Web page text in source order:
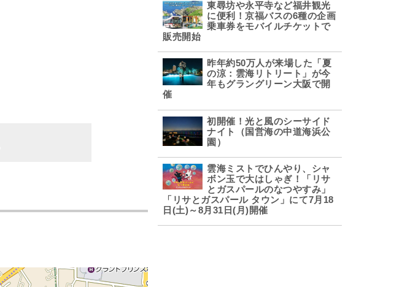
東尋坊や永平寺など福井観光
に便利！京福バスの6種の企画
乗車券をモバイルチケットで
販売開始
昨年約50万人が来場した「夏
の涼：雲海リトリート」が今
年もグラングリーン大阪で開
催
初開催！光と風のシーサイド
ナイト（国営海の中道海浜公
園）
雲海ミストでひんやり、シャ
ボン玉で大はしゃぎ！「リサ
とガスパールのなつやすみ」
「リサとガスパール タウン」にて7月18
日(土)～8月31日(月)開催